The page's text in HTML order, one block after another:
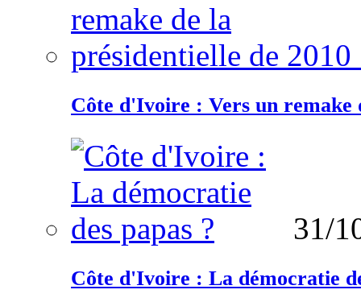
Côte d'Ivoire : Vers un remake
31/
Côte d'Ivoire : La démocratie